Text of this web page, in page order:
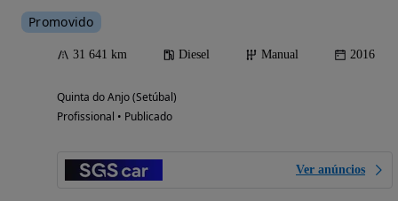
Promovido
31 641 km Diesel Manual 2016
Quinta do Anjo (Setúbal)
Profissional • Publicado
Ver anúncios